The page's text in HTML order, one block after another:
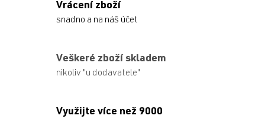
Vrácení zboží
snadno a na náš účet
Veškeré zboží skladem
nikoliv "u dodavatele"
Využijte více než 9000